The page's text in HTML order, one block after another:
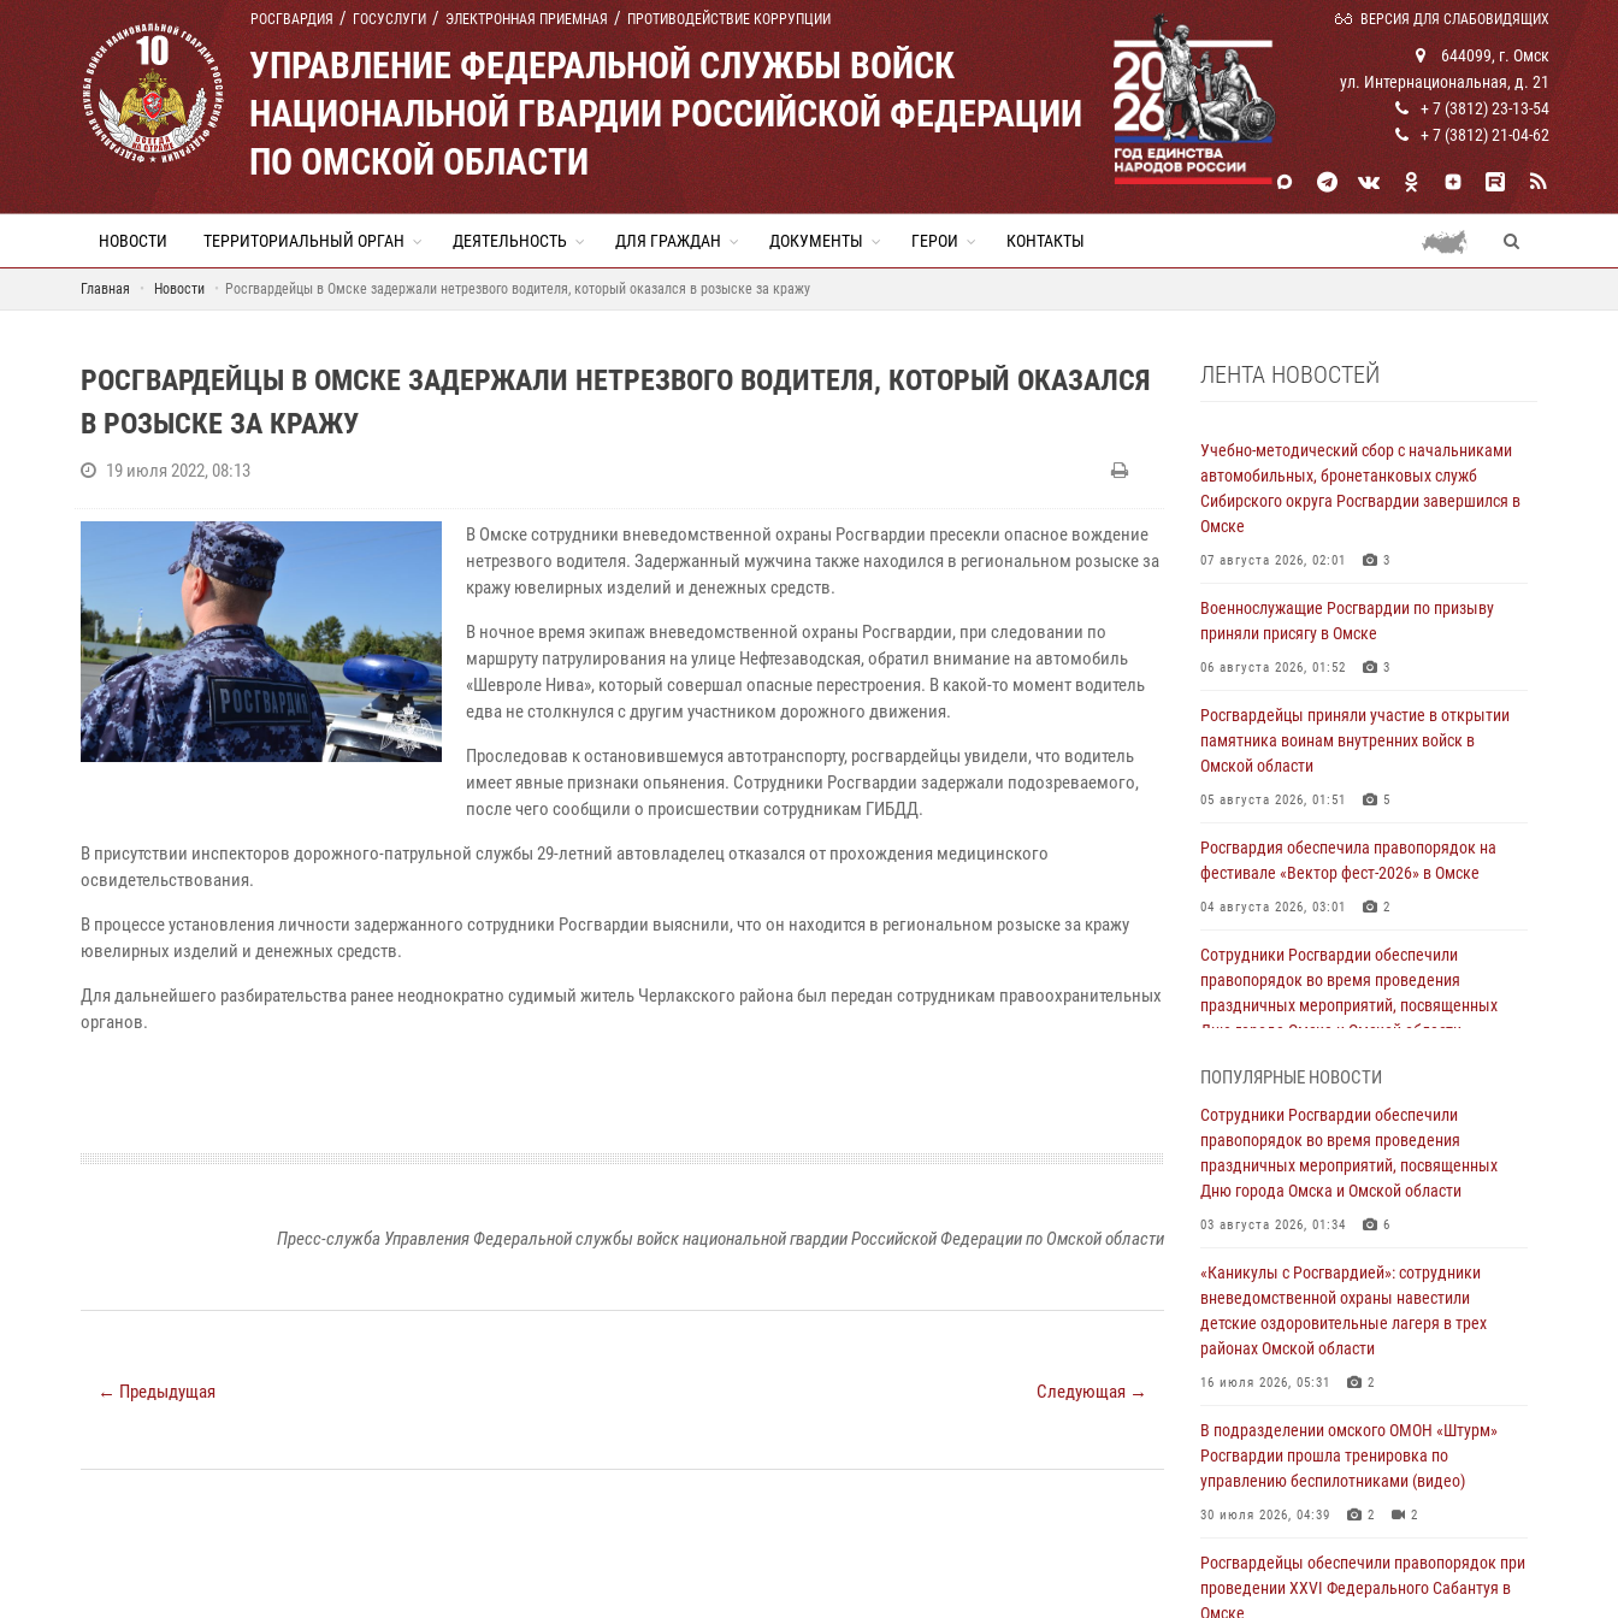
РОСГВАРДИЯ ГОСУСЛУГИ ЭЛЕКТРОННАЯ ПРИЕМНАЯ ПРОТИВОДЕЙСТВИЕ КОРРУПЦИИ ВЕРСИЯ ДЛЯ СЛАБОВИДЯЩИХ
УПРАВЛЕНИЕ ФЕДЕРАЛЬНОЙ СЛУЖБЫ ВОЙСК
НАЦИОНАЛЬНОЙ ГВАРДИИ РОССИЙСКОЙ ФЕДЕРАЦИИ
ПО ОМСКОЙ ОБЛАСТИ
644099, г. Омск
ул. Интернациональная, д. 21
+ 7 (3812) 23-13-54
+ 7 (3812) 21-04-62
НОВОСТИ ТЕРРИТОРИАЛЬНЫЙ ОРГАН ДЕЯТЕЛЬНОСТЬ ДЛЯ ГРАЖДАН ДОКУМЕНТЫ ГЕРОИ КОНТАКТЫ
Главная Новости Росгвардейцы в Омске задержали нетрезвого водителя, который оказался в розыске за кражу
РОСГВАРДЕЙЦЫ В ОМСКЕ ЗАДЕРЖАЛИ НЕТРЕЗВОГО ВОДИТЕЛЯ, КОТОРЫЙ ОКАЗАЛСЯ
В РОЗЫСКЕ ЗА КРАЖУ
19 июля 2022, 08:13
В Омске сотрудники вневедомственной охраны Росгвардии пресекли опасное вождение
нетрезвого водителя. Задержанный мужчина также находился в региональном розыске за
кражу ювелирных изделий и денежных средств.
В ночное время экипаж вневедомственной охраны Росгвардии, при следовании по
маршруту патрулирования на улице Нефтезаводская, обратил внимание на автомобиль
«Шевроле Нива», который совершал опасные перестроения. В какой-то момент водитель
едва не столкнулся с другим участником дорожного движения.
Проследовав к остановившемуся автотранспорту, росгвардейцы увидели, что водитель
имеет явные признаки опьянения. Сотрудники Росгвардии задержали подозреваемого,
после чего сообщили о происшествии сотрудникам ГИБДД.
В присутствии инспекторов дорожного-патрульной службы 29-летний автовладелец отказался от прохождения медицинского
освидетельствования.
В процессе установления личности задержанного сотрудники Росгвардии выяснили, что он находится в региональном розыске за кражу
ювелирных изделий и денежных средств.
Для дальнейшего разбирательства ранее неоднократно судимый житель Черлакского района был передан сотрудникам правоохранительных
органов.
Пресс-служба Управления Федеральной службы войск национальной гвардии Российской Федерации по Омской области
← Предыдущая Следующая →
ЛЕНТА НОВОСТЕЙ
Учебно-методический сбор с начальниками
автомобильных, бронетанковых служб
Сибирского округа Росгвардии завершился в
Омске
07 августа 2026, 02:01 3
Военнослужащие Росгвардии по призыву
приняли присягу в Омске
06 августа 2026, 01:52 3
Росгвардейцы приняли участие в открытии
памятника воинам внутренних войск в
Омской области
05 августа 2026, 01:51 5
Росгвардия обеспечила правопорядок на
фестивале «Вектор фест-2026» в Омске
04 августа 2026, 03:01 2
Сотрудники Росгвардии обеспечили
правопорядок во время проведения
праздничных мероприятий, посвященных
Дню города Омска и Омской области
Всероссийская акция «Каникулы с
Росгвардией» продолжается в Омской
области
31 июля 2026, 09:22 1
Росгвардии прошла тренировка по
управлению беспилотниками (видео)
30 июля 2026, 04:39 2 2
Росгвардия обеспечила безопасность
Победы» в Омске
29 июля 2026, 01:49 2
Росгвардейцы приняли участие в крестном
28 июля 2026, 01:44 6
ПОПУЛЯРНЫЕ НОВОСТИ
Сотрудники Росгвардии обеспечили
правопорядок во время проведения
праздничных мероприятий, посвященных
Дню города Омска и Омской области
03 августа 2026, 01:34 6
«Каникулы с Росгвардией»: сотрудники
вневедомственной охраны навестили
детские оздоровительные лагеря в трех
районах Омской области
16 июля 2026, 05:31 2
В подразделении омского ОМОН «Штурм»
Росгвардии прошла тренировка по
управлению беспилотниками (видео)
30 июля 2026, 04:39 2 2
Росгвардейцы обеcпечили правопорядок при
проведении XXVI Федерального Сабантуя в
Омске